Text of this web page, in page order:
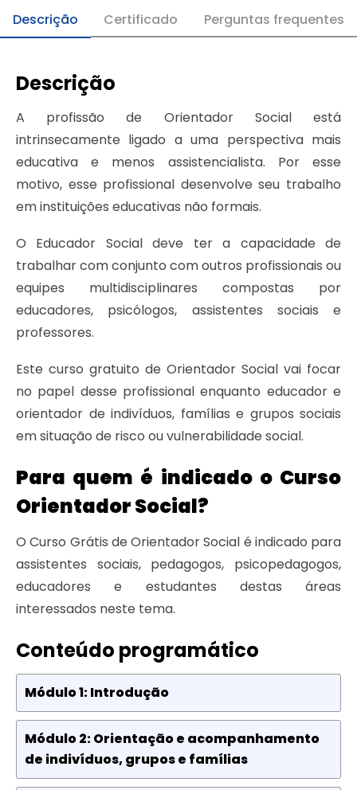
Descrição Certificado Perguntas frequentes
Descrição
A profissão de Orientador Social está
intrinsecamente ligado a uma perspectiva mais
educativa e menos assistencialista. Por esse
motivo, esse profissional desenvolve seu trabalho
em instituições educativas não formais.
O Educador Social deve ter a capacidade de
trabalhar com conjunto com outros profissionais ou
equipes multidisciplinares compostas por
educadores, psicólogos, assistentes sociais e
professores.
Este curso gratuito de Orientador Social vai focar
no papel desse profissional enquanto educador e
orientador de indivíduos, famílias e grupos sociais
em situação de risco ou vulnerabilidade social.
Para quem é indicado o Curso
Orientador Social?
O Curso Grátis de Orientador Social é indicado para
assistentes sociais, pedagogos, psicopedagogos,
educadores e estudantes destas áreas
interessados neste tema.
Conteúdo programático
Módulo 1: Introdução
Módulo 2: Orientação e acompanhamento
de indivíduos, grupos e famílias